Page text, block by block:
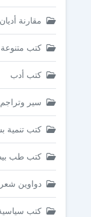
مقارنة أديان
كتب متنوعة
كتب أدب
سير
كتب تنمية
كتب طب
دواوين شعر
كتب